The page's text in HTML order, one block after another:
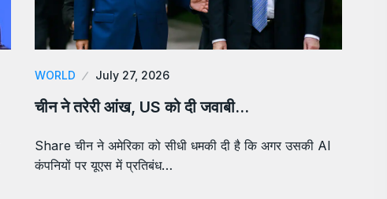
WORLD July 27, 2026
चीन ने तरेरी आंख, US को दी जवाबी…
Share चीन ने अमेरिका को सीधी धमकी दी है कि अगर उसकी AI
कंपनियों पर यूएस में प्रतिबंध…